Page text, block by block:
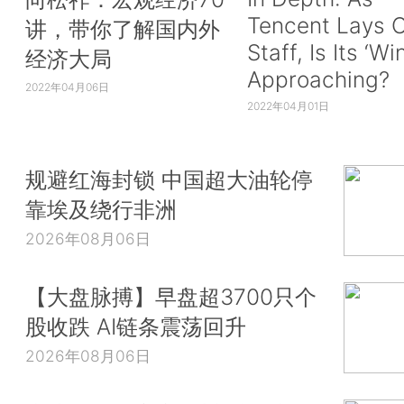
讲，带你了解国内外
经济大局
2022年04月06日
Tencent Lays
Staff, Is Its
Approaching?
2022年04月01日
规避红海封锁 中国超大油轮停
靠埃及绕行非洲
2026年08月06日
【大盘脉搏】早盘超3700只个
股收跌 AI链条震荡回升
2026年08月06日